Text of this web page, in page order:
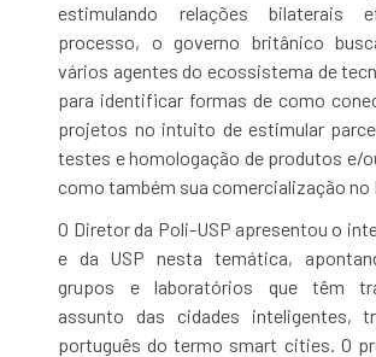
estimulando relações bilaterais
processo, o governo britânico
vários agentes do ecossistema de
para identificar formas de como
projetos no intuito de estimular
testes e homologação de produtos e/
como também sua comercialização no
O Diretor da Poli-USP apresentou o
e da USP nesta temática,
grupos e laboratórios que têm
assunto das cidades inteligentes,
português do termo smart cities. O